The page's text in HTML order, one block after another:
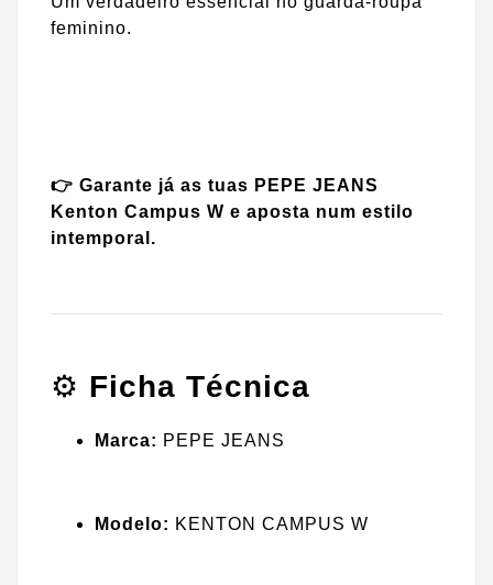
feminino.
👉 Garante já as tuas PEPE JEANS
Kenton Campus W e aposta num estilo
intemporal.
⚙️ Ficha Técnica
Marca: PEPE JEANS
Modelo: KENTON CAMPUS W